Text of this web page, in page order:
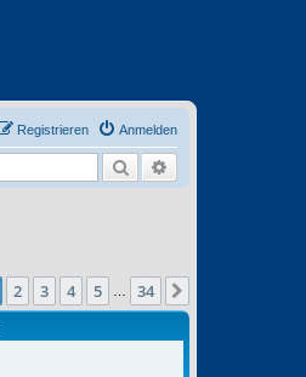
Anmelden
Registrieren
Suche
von34
2 3 4 5 34